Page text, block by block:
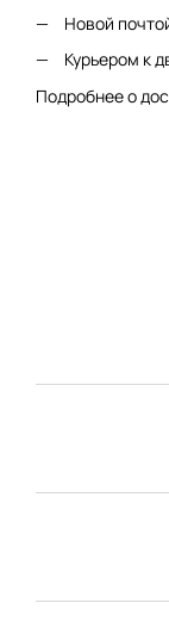
Новой
Курьером к
Подробнее о